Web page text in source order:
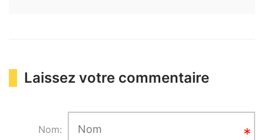
Laissez votre commentaire
Nom: